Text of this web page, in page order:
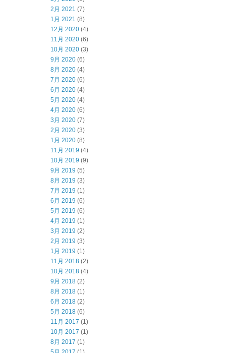
2月 2021 (7)
1月 2021 (8)
12月 2020 (4)
11月 2020 (6)
10月 2020 (3)
9月 2020 (6)
8月 2020 (4)
7月 2020 (6)
6月 2020 (4)
5月 2020 (4)
4月 2020 (6)
3月 2020 (7)
2月 2020 (3)
1月 2020 (8)
11月 2019 (4)
10月 2019 (9)
9月 2019 (5)
8月 2019 (3)
7月 2019 (1)
6月 2019 (6)
5月 2019 (6)
4月 2019 (1)
3月 2019 (2)
2月 2019 (3)
1月 2019 (1)
11月 2018 (2)
10月 2018 (4)
9月 2018 (2)
8月 2018 (1)
6月 2018 (2)
5月 2018 (6)
11月 2017 (1)
10月 2017 (1)
8月 2017 (1)